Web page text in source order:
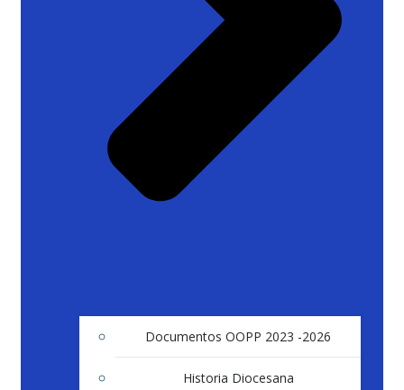
Documentos OOPP 2023 -2026
Historia Diocesana